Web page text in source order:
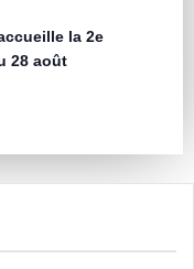
la 2e
28 août